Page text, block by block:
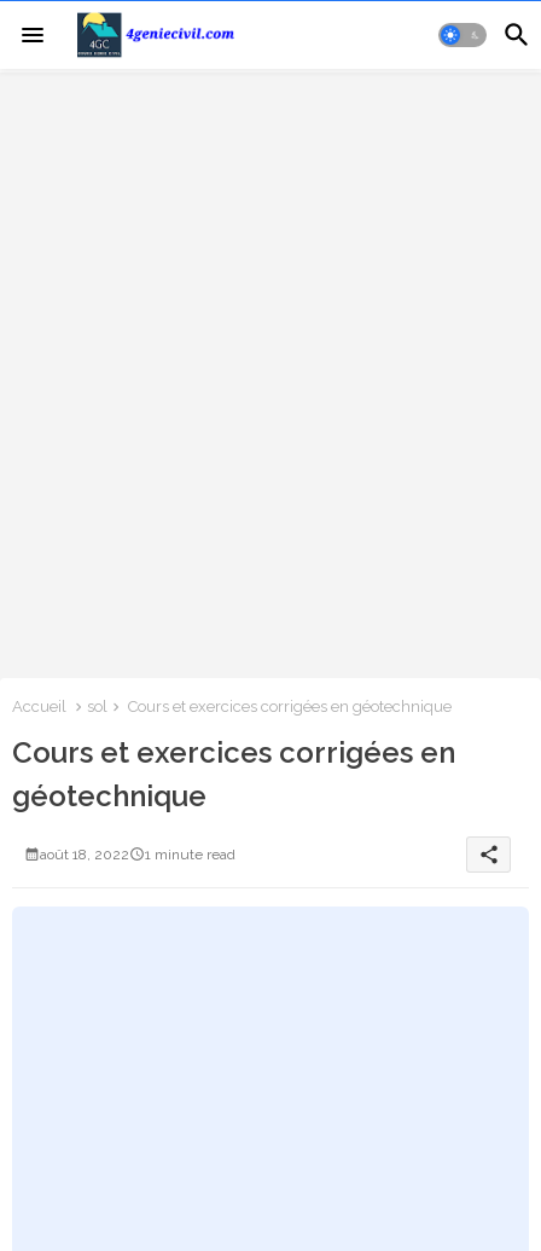
Accueil sol Cours et exercices corrigées en géotechnique
Cours et exercices corrigées en
géotechnique
août 18, 2022 1 minute read share